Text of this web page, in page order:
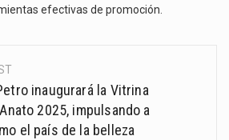
efectivas de promoción.
inaugurará la Vitrina
2025, impulsando a
el país de la belleza